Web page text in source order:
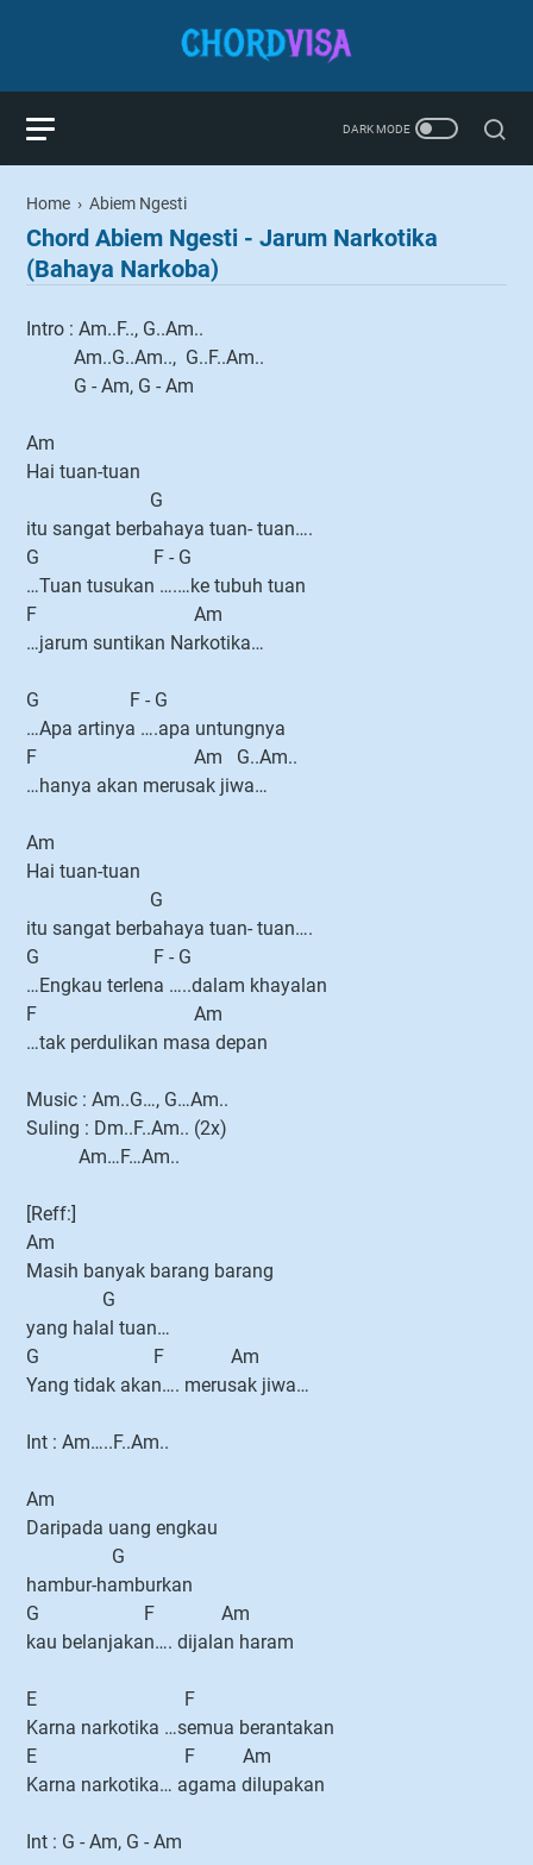
Home › Abiem Ngesti
Chord Abiem Ngesti - Jarum Narkotika
(Bahaya Narkoba)
Intro : Am..F.., G..Am..
Am..G..Am.., G..F..Am..
G - Am, G - Am
Am
Hai tuan-tuan
G
itu sangat berbahaya tuan- tuan….
G F - G
…Tuan tusukan ….…ke tubuh tuan
F Am
…jarum suntikan Narkotika…
G F - G
…Apa artinya ….apa untungnya
F Am G..Am..
…hanya akan merusak jiwa…
Am
Hai tuan-tuan
G
itu sangat berbahaya tuan- tuan….
G F - G
…Engkau terlena …..dalam khayalan
F Am
…tak perdulikan masa depan
Music : Am..G…, G…Am..
Suling : Dm..F..Am.. (2x)
Am…F…Am..
[Reff:]
Am
Masih banyak barang barang
G
yang halal tuan…
G F Am
Yang tidak akan…. merusak jiwa…
Int : Am…..F..Am..
Am
Daripada uang engkau
G
hambur-hamburkan
G F Am
kau belanjakan…. dijalan haram
E F
Karna narkotika …semua berantakan
E F Am
Karna narkotika… agama dilupakan
Int : G - Am, G - Am